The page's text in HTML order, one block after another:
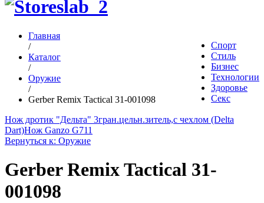
Спорт
Стиль
Бизнес
Технологии
Здоровье
Секс
Главная
/
Каталог
/
Оружие
/
Gerber Remix Tactical 31-001098
Нож дротик "Дельта" 3гран.цельн.зитель,с чехлом (Delta
Dart)Нож Ganzo G711
Вернуться к: Оружие
Gerber Remix Tactical 31-
001098